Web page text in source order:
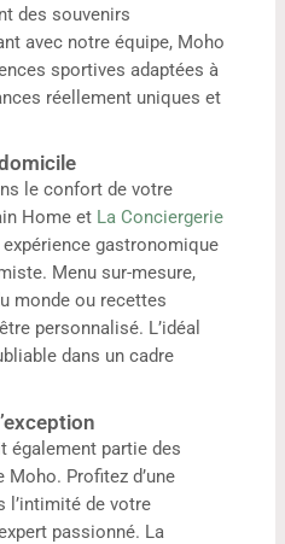
des souvenirs
avec notre équipe, Moho
sportives adaptées à
réellement uniques et
le confort de votre
Home et La Conciergerie
gastronomique
Menu sur-mesure,
monde ou recettes
personnalisé. L’idéal
dans un cadre
également partie des
Profitez d’une
l’intimité de votre
passionné. La